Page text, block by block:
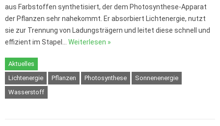
aus Farbstoffen synthetisiert, der dem Photosynthese-Apparat
der Pflanzen sehr nahekommt. Er absorbiert Lichtenergie, nutzt
sie zur Trennung von Ladungsträgern und leitet diese schnell und
effizient im Stapel… Weiterlesen »
Aktuelles
Lichtenergie
Pflanzen Photosynthese
Sonnenenergie
Wasserstoff